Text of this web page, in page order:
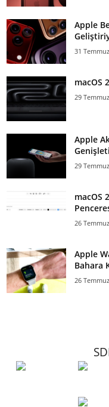
Apple
31
macOS
29
Apple
29
macOS
26
Apple
Bahara
26